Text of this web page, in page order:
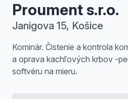
Proument s.r.o.
Janigova 15, Košice
Kominár. Čistenie a kontrola
a oprava kachľových krbov -
softvéru na mieru.